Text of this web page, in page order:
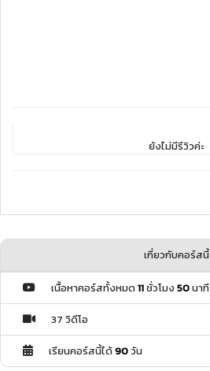
ยังไม่มีรีวิวค่ะ
เกี่ยวกับคอร์สนี้
เนื้อหาคอร์สทั้งหมด11ชั่วโมง 50นาที
37 วิดีโอ
เรียนคอร์สนี้ได้90วัน